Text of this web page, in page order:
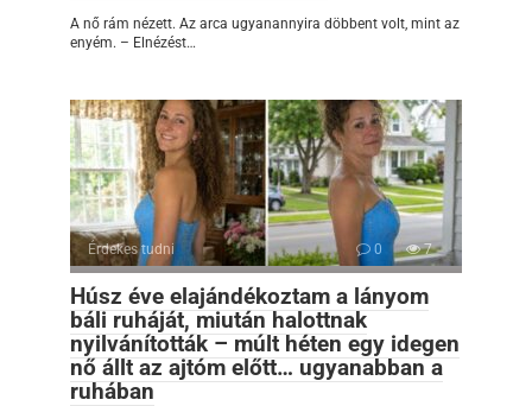
A nő rám nézett. Az arca ugyanannyira döbbent volt, mint az
enyém. – Elnézést…
Érdekes tudni 0 7
Húsz éve elajándékoztam a lányom
báli ruháját, miután halottnak
nyilvánították – múlt héten egy idegen
nő állt az ajtóm előtt… ugyanabban a
ruhában